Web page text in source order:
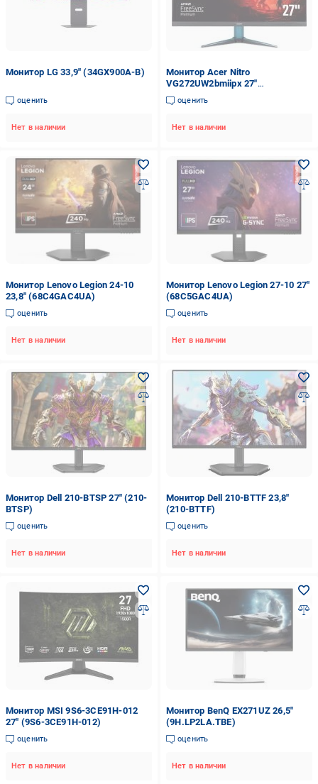
Монитор LG 33,9" (34GX900A-B)
оценить
Нет в наличии
Монитор Acer Nitro
VG272UW2bmiipx 27"
(UM.HV2EE.201)
оценить
Нет в наличии
Монитор Lenovo Legion 24-10
23,8" (68C4GAC4UA)
оценить
Нет в наличии
Монитор Lenovo Legion 27-10 27"
(68C5GAC4UA)
оценить
Нет в наличии
Монитор Dell 210-BTSP 27" (210-
BTSP)
оценить
Нет в наличии
Монитор Dell 210-BTTF 23,8"
(210-BTTF)
оценить
Нет в наличии
Монитор MSI 9S6-3CE91H-012
27" (9S6-3CE91H-012)
оценить
Нет в наличии
Монитор BenQ EX271UZ 26,5"
(9H.LP2LA.TBE)
оценить
Нет в наличии